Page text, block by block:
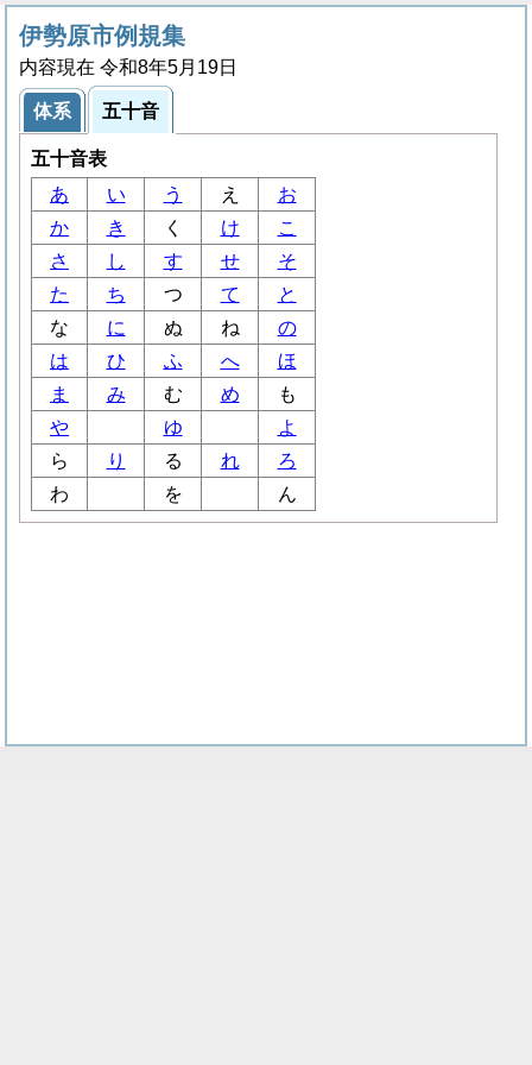
伊勢原市例規集
内容現在 令和8年5月19日
体系 五十音
五十音表
あ
い う え
お
か
き く け
こ
さ
し す せ
そ
た
ち つ て
と
な
に ぬ ね
の
は
ひ ふ へ
ほ
ま
み む め
も
や
ゆ
よ
ら
り る れ
ろ
わ
を ん